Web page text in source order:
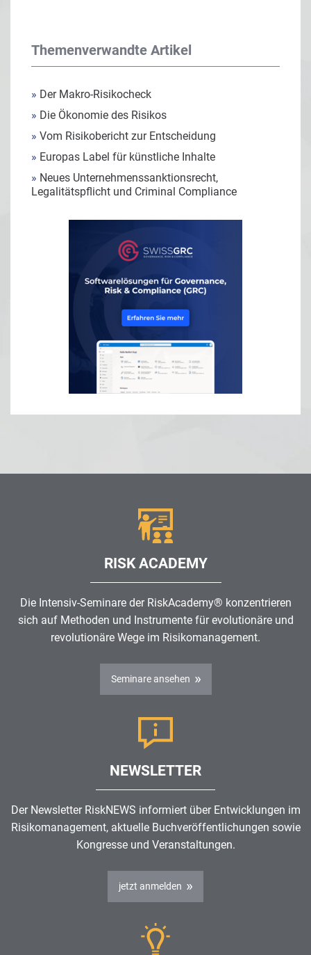
Themenverwandte Artikel
» Der Makro-Risikocheck
» Die Ökonomie des Risikos
» Vom Risikobericht zur Entscheidung
» Europas Label für künstliche Inhalte
» Neues Unternehmenssanktionsrecht,
Legalitätspflicht und Criminal Compliance
RISK ACADEMY
Die Intensiv-Seminare der RiskAcademy® konzentrieren
sich auf Methoden und Instrumente für evolutionäre und
revolutionäre Wege im Risikomanagement.
Seminare ansehen
NEWSLETTER
Der Newsletter RiskNEWS informiert über Entwicklungen im
Risikomanagement, aktuelle Buchveröffentlichungen sowie
Kongresse und Veranstaltungen.
jetzt anmelden